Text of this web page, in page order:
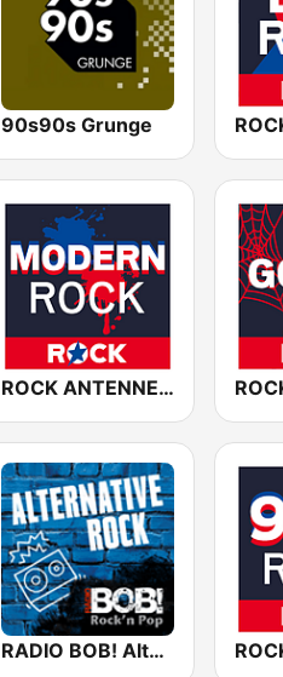
90s90s Grunge
ROCK ANTENNE Modern Rock
RADIO BOB! Alternative Rock